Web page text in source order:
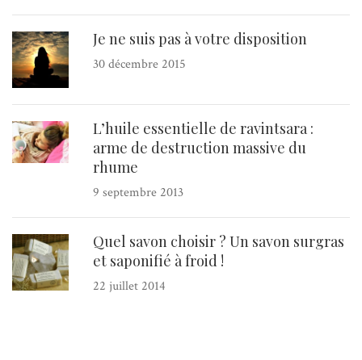
Je ne suis pas à votre disposition
30 décembre 2015
L’huile essentielle de ravintsara :
arme de destruction massive du
rhume
9 septembre 2013
Quel savon choisir ? Un savon surgras
et saponifié à froid !
22 juillet 2014